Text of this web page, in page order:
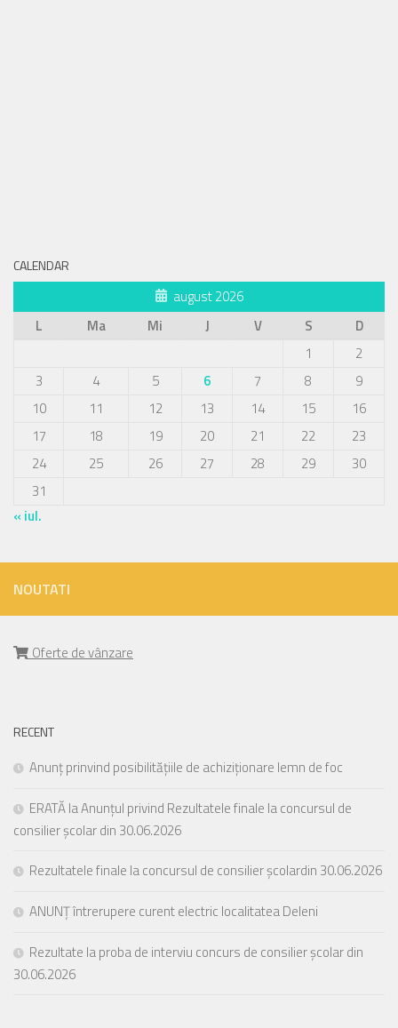
CALENDAR
august 2026
L
Ma Mi J V S
D
1
2
3
4 5 6 7 8
9
10
11 12 13 14 15
16
17
18 19 20 21 22
23
24
25 26 27 28 29
30
31
« iul.
NOUTATI
Oferte de vânzare
RECENT
Anunț prinvind posibilitățiile de achiziționare lemn de foc
ERATĂ la Anunțul privind Rezultatele finale la concursul de
consilier școlar din 30.06.2026
Rezultatele finale la concursul de consilier școlardin 30.06.2026
ANUNȚ întrerupere curent electric localitatea Deleni
Rezultate la proba de interviu concurs de consilier școlar din
30.06.2026